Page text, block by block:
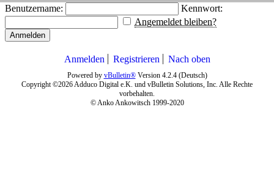
Benutzername:
Kennwort:
Angemeldet bleiben?
Anmelden
Anmelden Registrieren Nach oben
Powered by vBulletin®Version 4.2.4 (Deutsch)
Copyright ©2026 Adduco Digital e.K. und vBulletin Solutions, Inc. Alle Rechte
vorbehalten.
© Anko Ankowitsch 1999-2020